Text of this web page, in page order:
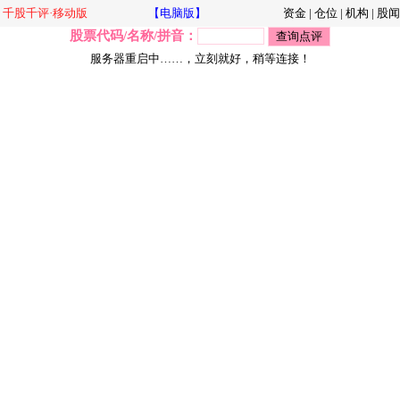
千股千评·移动版 【电脑版】 资金 | 仓位 | 机构 | 股闻
股票代码/名称/拼音：
服务器重启中……，立刻就好，稍等连接！